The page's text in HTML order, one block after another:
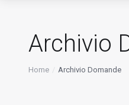
Archivio
Home Archivio Domande